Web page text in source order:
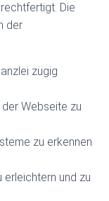
Die
der
zügig
Webseite zu
zu erkennen
und zu